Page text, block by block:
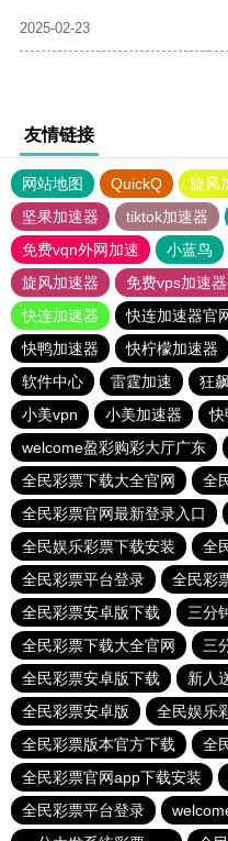
2025-02-23
友情链接
网站地图 QuickQ 旋风
坚果加速器
tiktok加速器
免费vqn外网加速
小蓝鸟
旋风加速器
免费vps加速
快连加速器
快连加速器官
快鸭加速器
快柠檬加速器
软件中心
雷霆加速 狂
小美vpn
小美加速器 快
welcome盈彩购彩大厅广东
全民彩票下载大全官网
全
全民彩票官网最新登录入口
全民娱乐彩票下载安装
全
全民彩票平台登录
全民彩
全民彩票安卓版下载
三分
全民彩票下载大全官网
三
全民彩票安卓版下载
新人
全民彩票安卓版
全民娱乐
全民彩票版本官方下载
全
全民彩票官网app下载安装
全民彩票平台登录